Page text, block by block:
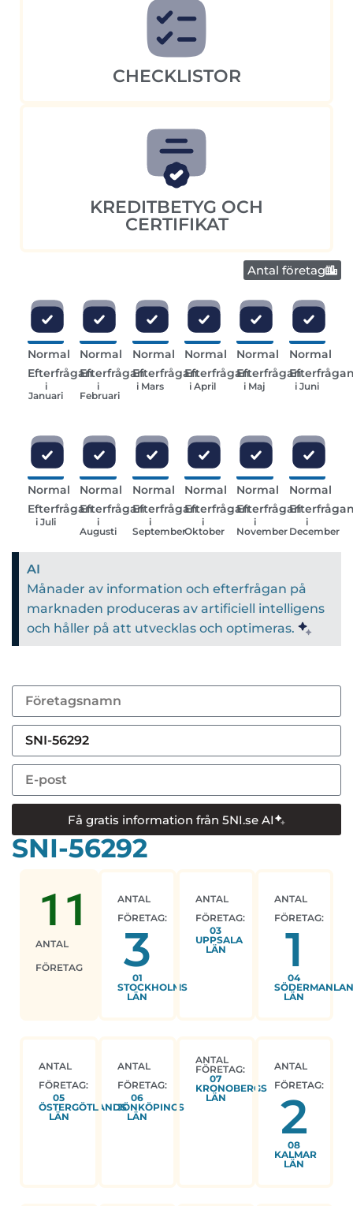
CHECKLISTOR
KREDITBETYG OCH
CERTIFIKAT
Antal företag
Normal
Efterfrågan
i
Januari
Normal
Efterfrågan
i
Februari
Normal
Efterfrågan
i Mars
Normal
Efterfrågan
i April
Normal
Efterfrågan
i Maj
Normal
i Juni
Normal
Efterfrågan
i Juli
Normal
Efterfrågan
i
Augusti
Normal
Efterfrågan
i
September
Normal
Efterfrågan
i
Oktober
Normal
Efterfrågan
i
November
Normal
i
December
AI
Månader av information och efterfrågan på
marknaden produceras av artificiell intelligens
och håller på att utvecklas och optimeras.
Få gratis information från 5NI.se AI
SNI-56292
ANTAL
FÖRETAG
11
ANTAL
FÖRETAG:
3
01
STOCKHOLMS
LÄN
ANTAL
FÖRETAG:
03
UPPSALA
LÄN
ANTAL
FÖRETAG:
1
04
LÄN
ANTAL
FÖRETAG:
05
ÖSTERGÖTLANDS
LÄN
ANTAL
FÖRETAG:
06
JÖNKÖPINGS
LÄN
ANTAL
FÖRETAG:
07
KRONOBERGS
LÄN
ANTAL
FÖRETAG:
2
08
KALMAR
LÄN